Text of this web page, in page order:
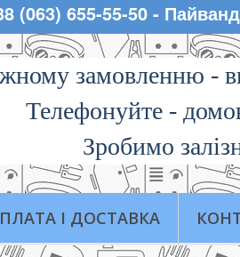
(063) 655-55-50 -
замовленню -
Телефонуйте -
Зробимо
І ДОСТАВКА